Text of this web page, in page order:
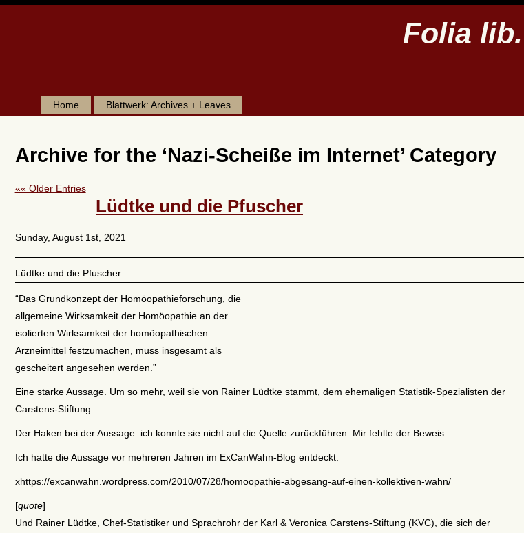
Folia lib.
Home Blattwerk: Archives + Leaves
Archive for the ‘Nazi-Scheiße im Internet’ Category
«« Older Entries
Lüdtke und die Pfuscher
Sunday, August 1st, 2021
Lüdtke und die Pfuscher
“Das Grundkonzept der Homöopathieforschung, die
allgemeine Wirksamkeit der Homöopathie an der
isolierten Wirksamkeit der homöopathischen
Arzneimittel festzumachen, muss insgesamt als
gescheitert angesehen werden.”
Eine starke Aussage. Um so mehr, weil sie von Rainer Lüdtke stammt, dem ehemaligen Statistik-Spezialisten der
Carstens-Stiftung.
Der Haken bei der Aussage: ich konnte sie nicht auf die Quelle zurückführen. Mir fehlte der Beweis.
Ich hatte die Aussage vor mehreren Jahren im ExCanWahn-Blog entdeckt:
xhttps://excanwahn.wordpress.com/2010/07/28/homoopathie-abgesang-auf-einen-kollektiven-wahn/
[quote]
Und Rainer Lüdtke, Chef-Statistiker und Sprachrohr der Karl & Veronica Carstens-Stiftung (KVC), die sich der